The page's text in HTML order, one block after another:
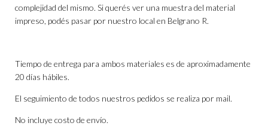
complejidad del mismo. Si querés ver una muestra del material
impreso, podés pasar por nuestro local en Belgrano R.
Tiempo de entrega para ambos materiales es de aproximadamente
20 días hábiles.
El seguimiento de todos nuestros pedidos se realiza por mail.
No incluye costo de envío.